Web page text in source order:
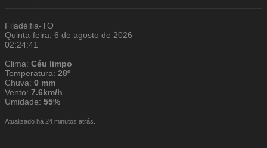
Filadélfia-TO
Quinta-feira, 6 de agosto de 2026
02:24:41
Clima:Céu limpo
Temperatura:28º
Chuva:0 mm
Vento:7.6km/h
Umidade:55%
Atualizado há 24 minutos atrás.